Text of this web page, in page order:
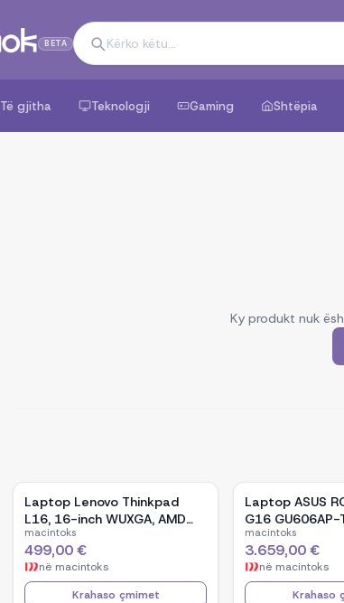
BETA
Të gjitha Teknologji Gaming Shtëpia
Ky produkt nuk
Laptop Lenovo Thinkpad
L16, 16-inch WUXGA, AMD
Ryzen 5 Pro-7535U, 16GB
Ram DDR5, 512GB SSD -
Black
macintoks
499,00 €
në macintoks
Krahaso çmimet
Laptop ASUS
G16
inch OLED, Intel
386H, NVIDIA
5070, 32GB
Windows 11 -
macintoks
3.659,00 €
në macintoks
Krahaso